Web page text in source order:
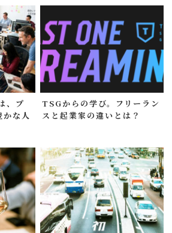
、プ
かな人
TSGからの学び。フリーラン
スと起業家の違いとは？